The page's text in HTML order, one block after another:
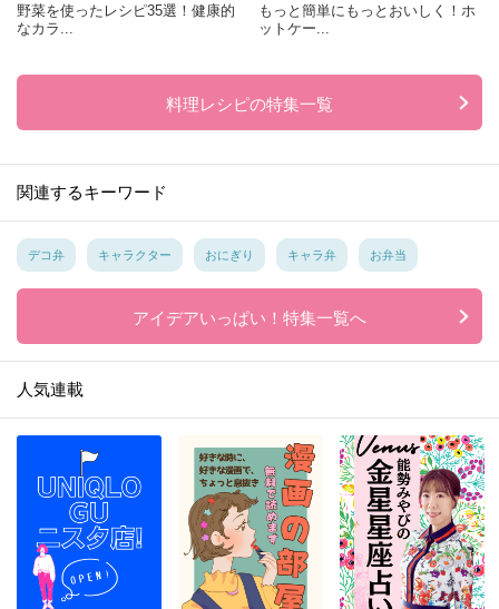
野菜を使ったレシピ35選！健康的
なカラ...
もっと簡単にもっとおいしく！ホ
ットケー...
料理レシピの特集一覧
関連するキーワード
デコ弁 キャラクター おにぎり キャラ弁 お弁当
アイデアいっぱい！特集一覧へ
人気連載